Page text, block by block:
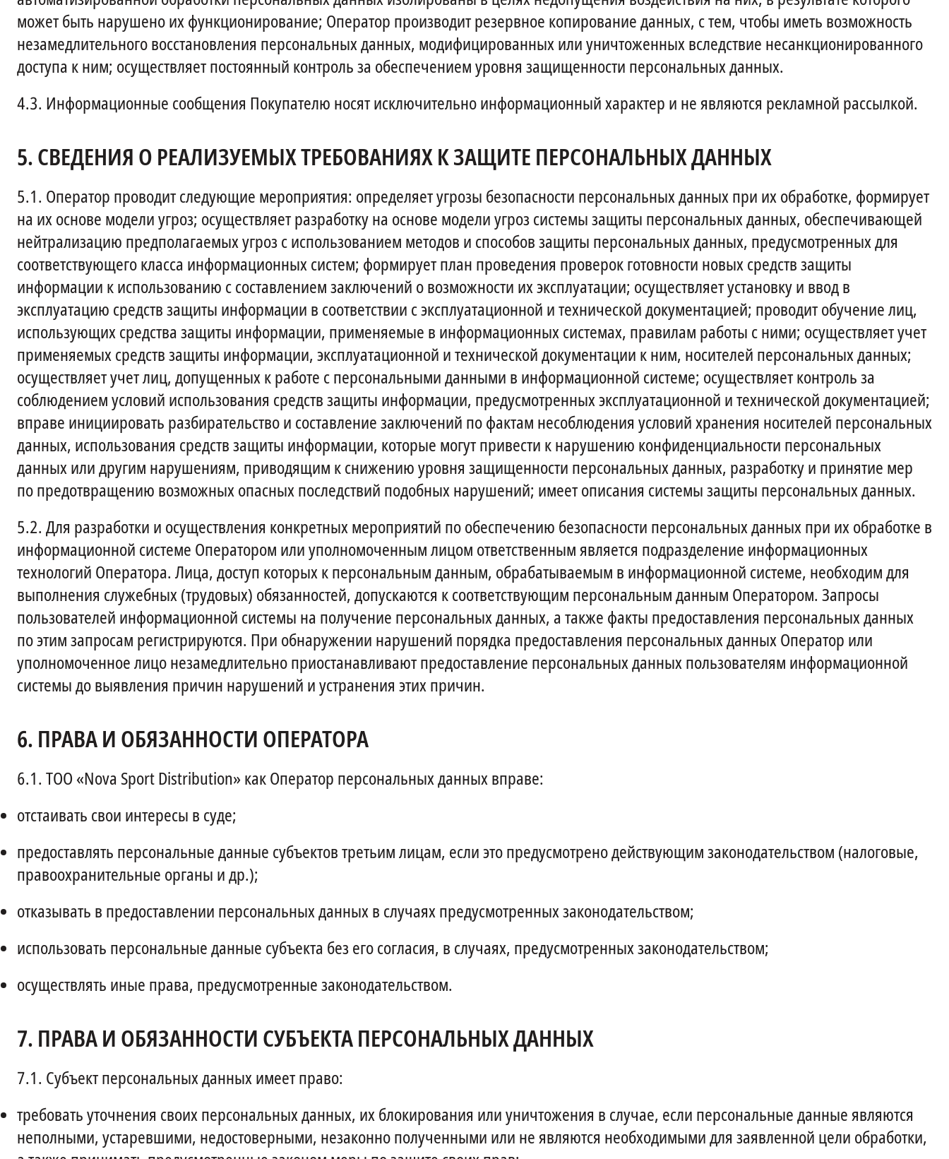
может быть нарушено их функционирование; Оператор производит резервное копирование данных, с тем, чтобы иметь возможность
незамедлительного восстановления персональных данных, модифицированных или уничтоженных вследствие несанкционированного
доступа к ним; осуществляет постоянный контроль за обеспечением уровня защищенности персональных данных.
4.3. Информационные сообщения Покупателю носят исключительно информационный характер и не являются рекламной рассылкой.
5.СВЕДЕНИЯ О РЕАЛИЗУЕМЫХ ТРЕБОВАНИЯХ К ЗАЩИТЕ ПЕРСОНАЛЬНЫХ ДАННЫХ
5.1. Оператор проводит следующие мероприятия: определяет угрозы безопасности персональных данных при их обработке, формирует
на их основе модели угроз; осуществляет разработку на основе модели угроз системы защиты персональных данных, обеспечивающей
нейтрализацию предполагаемых угроз с использованием методов и способов защиты персональных данных, предусмотренных для
соответствующего класса информационных систем; формирует план проведения проверок готовности новых средств защиты
информации к использованию с составлением заключений о возможности их эксплуатации; осуществляет установку и ввод в
эксплуатацию средств защиты информации в соответствии с эксплуатационной и технической документацией; проводит обучение лиц,
использующих средства защиты информации, применяемые в информационных системах, правилам работы с ними; осуществляет учет
применяемых средств защиты информации, эксплуатационной и технической документации к ним, носителей персональных данных;
осуществляет учет лиц, допущенных к работе с персональными данными в информационной системе; осуществляет контроль за
соблюдением условий использования средств защиты информации, предусмотренных эксплуатационной и технической документацией;
вправе инициировать разбирательство и составление заключений по фактам несоблюдения условий хранения носителей персональных
данных, использования средств защиты информации, которые могут привести к нарушению конфиденциальности персональных
данных или другим нарушениям, приводящим к снижению уровня защищенности персональных данных, разработку и принятие мер
по предотвращению возможных опасных последствий подобных нарушений; имеет описания системы защиты персональных данных.
5.2. Для разработки и осуществления конкретных мероприятий по обеспечению безопасности персональных данных при их обработке в
информационной системе Оператором или уполномоченным лицом ответственным является подразделение информационных
технологий Оператора. Лица, доступ которых к персональным данным, обрабатываемым в информационной системе, необходим для
выполнения служебных (трудовых) обязанностей, допускаются к соответствующим персональным данным Оператором. Запросы
пользователей информационной системы на получение персональных данных, а также факты предоставления персональных данных
по этим запросам регистрируются. При обнаружении нарушений порядка предоставления персональных данных Оператор или
уполномоченное лицо незамедлительно приостанавливают предоставление персональных данных пользователям информационной
системы до выявления причин нарушений и устранения этих причин.
6.ПРАВА И ОБЯЗАННОСТИ ОПЕРАТОРА
6.1. ТОО «Nova Sport Distribution» как Оператор персональных данных вправе:
отстаивать свои интересы в суде;
предоставлять персональные данные субъектов третьим лицам, если это предусмотрено действующим законодательством (налоговые,
правоохранительные органы и др.);
отказывать в предоставлении персональных данных в случаях предусмотренных законодательством;
использовать персональные данные субъекта без его согласия, в случаях, предусмотренных законодательством;
осуществлять иные права, предусмотренные законодательством.
7.ПРАВА И ОБЯЗАННОСТИ СУБЪЕКТА ПЕРСОНАЛЬНЫХ ДАННЫХ
7.1. Субъект персональных данных имеет право:
требовать уточнения своих персональных данных, их блокирования или уничтожения в случае, если персональные данные являются
неполными, устаревшими, недостоверными, незаконно полученными или не являются необходимыми для заявленной цели обработки,